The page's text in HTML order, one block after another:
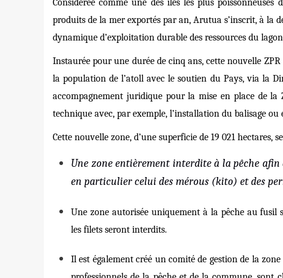
Considérée comme une des îles les plus
produits de la mer exportés par an, Arutua s’inscrit, à la
dynamique d’exploitation durable des ressources du
Instaurée pour une durée de cinq ans, cette nouvelle
la population de l’atoll avec le soutien du Pays, via la
accompagnement juridique pour la mise en place de la
technique avec, par exemple, l’installation du balisage
Cette nouvelle zone, d’une superficie de 19 021 hectares,
Une zone entièrement interdite à la pêche
en particulier celui des mérous (kito) et des
Une zone autorisée uniquement à la pêche au fusil
les filets seront interdits.
Il est également créé un comité de gestion de la zone